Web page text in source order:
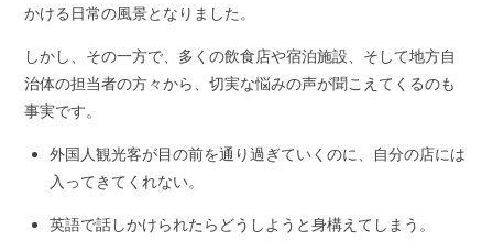
かける日常の風景となりました。
しかし、その一方で、多くの飲食店や宿泊施設、そして地方自
治体の担当者の方々から、切実な悩みの声が聞こえてくるのも
事実です。
外国人観光客が目の前を通り過ぎていくのに、自分の店には
入ってきてくれない。
英語で話しかけられたらどうしようと身構えてしまう。